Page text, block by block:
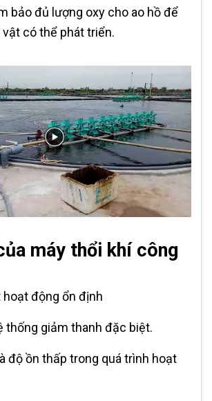
bảo đủ lượng oxy cho ao hồ để
có thể phát triển.
máy thổi khí công
hoạt động ổn định
thống giảm thanh đặc biệt.
độ ồn thấp trong quá trình hoạt